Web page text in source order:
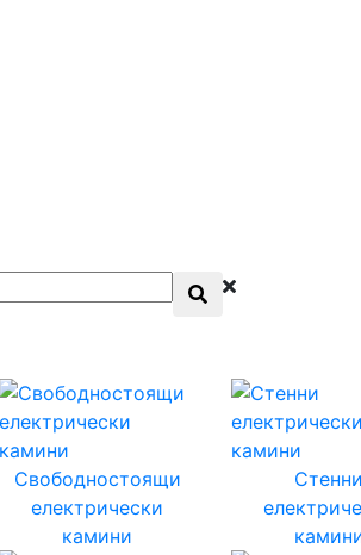
Свободностоящи
електрически
камини
Стенни